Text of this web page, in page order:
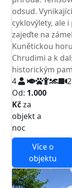
odsud.
cyklovýlety, ale
zajeďte na
Kunětickou
Chrudimi a k
historickým
4
2
Od: 1.000
Kčza
objekt a
noc
Více o
objektu